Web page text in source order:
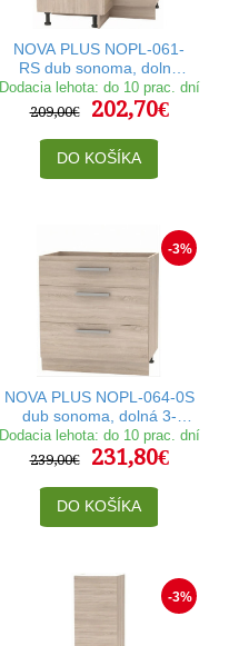
NOVA PLUS NOPL-061-
RS dub sonoma, dolná
rohová skrinka v šírke
90x90 cm
Dodacia lehota: do 10 prac. dní
209,00€
202,70€
DO KOŠÍKA
-3%
NOVA PLUS NOPL-064-0S
dub sonoma, dolná 3-
zásuvková skrinka v šírke
80 cm
Dodacia lehota: do 10 prac. dní
239,00€
231,80€
DO KOŠÍKA
-3%